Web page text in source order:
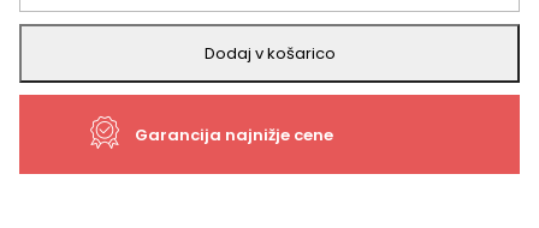
ograja
White
Dodaj v košarico
Garancija najnižje cene